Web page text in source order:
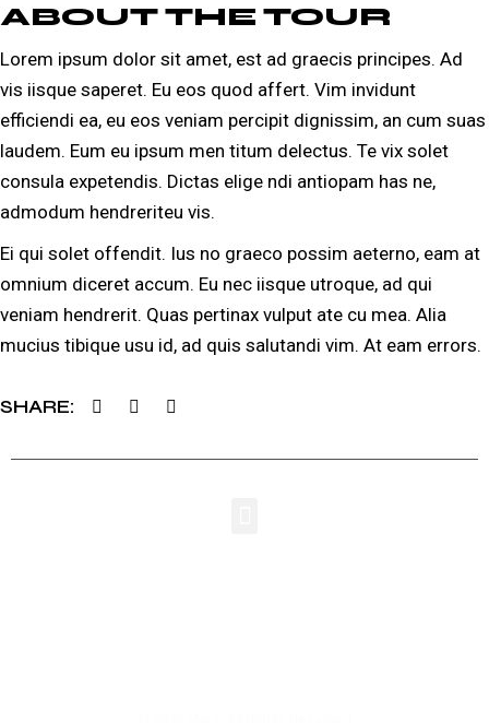
ABOUT THE TOUR
Lorem ipsum dolor sit amet, est ad graecis principes. Ad
vis iisque saperet. Eu eos quod affert. Vim invidunt
efficiendi ea, eu eos veniam percipit dignissim, an cum suas
laudem. Eum eu ipsum men titum delectus. Te vix solet
consula expetendis. Dictas elige ndi antiopam has ne,
admodum hendreriteu vis.
Ei qui solet offendit. Ius no graeco possim aeterno, eam at
omnium diceret accum. Eu nec iisque utroque, ad qui
veniam hendrerit. Quas pertinax vulput ate cu mea. Alia
mucius tibique usu id, ad quis salutandi vim. At eam errors.
SHARE